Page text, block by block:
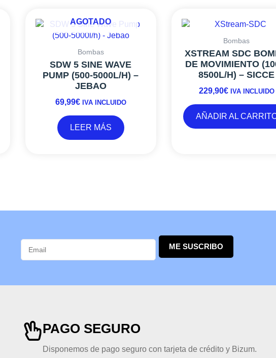
AGOTADO
Bombas
SDW 5 SINE WAVE
PUMP (500-5000L/H) –
JEBAO
69,99€ IVA INCLUIDO
LEER MÁS
Bombas
XSTREAM SDC
DE MOVIMIENTO
8500L/H) – SICCE
229,90€ IVA INCLUIDO
AÑADIR AL
ME SUSCRIBO
PAGO SEGURO
Disponemos de pago seguro con tarjeta de crédito y Bizum.